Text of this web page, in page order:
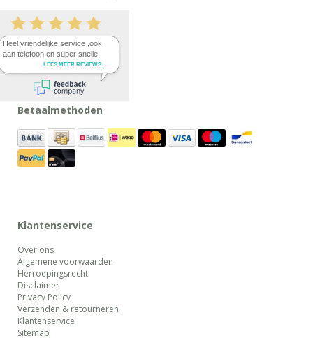
Betaalmethoden
Klantenservice
Over ons
Algemene voorwaarden
Herroepingsrecht
Disclaimer
Privacy Policy
Verzenden & retourneren
Klantenservice
Sitemap